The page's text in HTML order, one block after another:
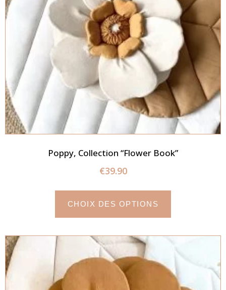
Poppy, Collection “Flower Book”
€39.90
CHOIX DES OPTIONS